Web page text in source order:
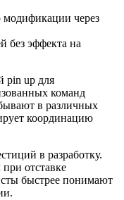
модификации через
без эффекта на
pin up для
команд
в различных
координацию
в разработку.
отставке
быстрее понимают